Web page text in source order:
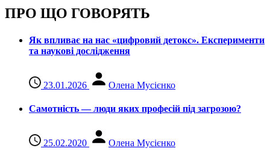
ПРО ЩО ГОВОРЯТЬ
Як впливає на нас «цифровий детокс». Експерименти
та наукові дослідження
23.01.2026 Олена Мусієнко
Самотність — люди яких професій під загрозою?
25.02.2020 Олена Мусієнко